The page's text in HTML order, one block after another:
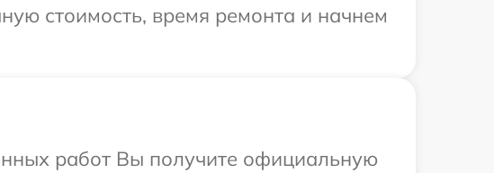
стоимость, время ремонта и начнем
работ Вы получите официальную